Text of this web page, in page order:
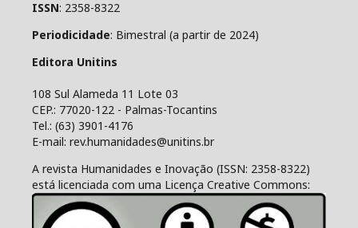
ISSN: 2358-8322
Periodicidade: Bimestral (a partir de 2024)
Editora Unitins
108 Sul Alameda 11 Lote 03
CEP.: 77020-122 - Palmas-Tocantins
Tel.: (63) 3901-4176
E-mail: rev.humanidades@unitins.br
A revista Humanidades e Inovação (ISSN: 2358-8322)
está licenciada com uma Licença Creative Commons: